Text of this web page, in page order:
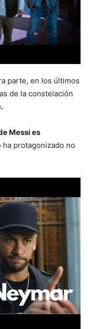
parte, en los últimos
de la constelación
Messi es
protagonizado no